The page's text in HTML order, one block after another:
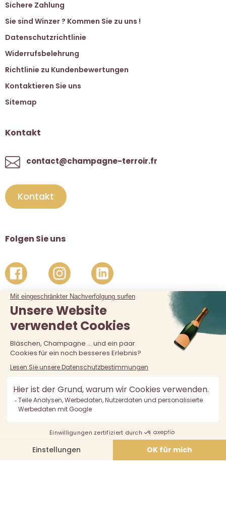
Sichere Zahlung
Sie sind Winzer ? Kommen Sie zu uns !
Datenschutzrichtlinie
Widerrufsbelehrung
Richtlinie zu Kundenbewertungen
Kontaktieren Sie uns
Sitemap
Kontakt
contact@champagne-terroir.fr
Kontakt
Folgen Sie uns
Der Verkauf von Alkohol an unter 18-Jährige ist verboten.
Alkoholmissbrauch ist gefährlich für die Gesundheit, in